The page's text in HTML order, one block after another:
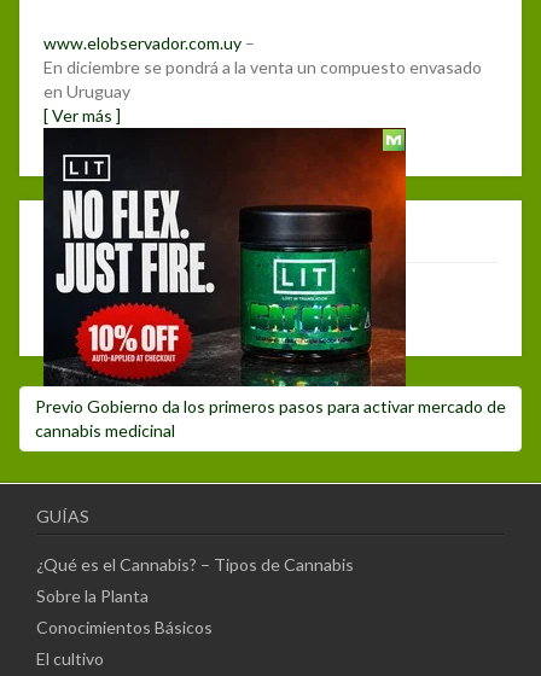
www.elobservador.com.uy –
En diciembre se pondrá a la venta un compuesto envasado
en Uruguay
[ Ver más ]
Deja un comentario
Debes hacerlogin para publicar un comentario.
Navegación
de
entradas
Previo Post
anterior:
Gobierno da los primeros pasos para activar mercado de
cannabis medicinal
GUÍAS
¿Qué es el Cannabis? – Tipos de Cannabis
Sobre la Planta
Conocimientos Básicos
El cultivo